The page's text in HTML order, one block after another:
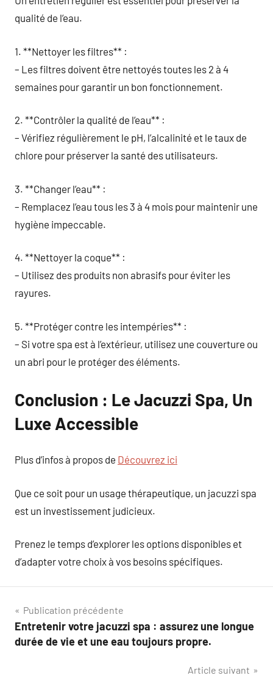
qualité de l’eau.
1. **Nettoyer les filtres** :
– Les filtres doivent être nettoyés toutes les 2 à 4
semaines pour garantir un bon fonctionnement.
2. **Contrôler la qualité de l’eau** :
– Vérifiez régulièrement le pH, l’alcalinité et le taux de
chlore pour préserver la santé des utilisateurs.
3. **Changer l’eau** :
– Remplacez l’eau tous les 3 à 4 mois pour maintenir une
hygiène impeccable.
4. **Nettoyer la coque** :
– Utilisez des produits non abrasifs pour éviter les
rayures.
5. **Protéger contre les intempéries** :
– Si votre spa est à l’extérieur, utilisez une couverture ou
un abri pour le protéger des éléments.
Conclusion : Le Jacuzzi Spa, Un
Luxe Accessible
Plus d’infos à propos de Découvrez ici
Que ce soit pour un usage thérapeutique, un jacuzzi spa
est un investissement judicieux.
Prenez le temps d’explorer les options disponibles et
d’adapter votre choix à vos besoins spécifiques.
Navigation
de
Publication précédente
Entretenir votre jacuzzi spa : assurez une longue
durée de vie et une eau toujours propre.
Article suivant